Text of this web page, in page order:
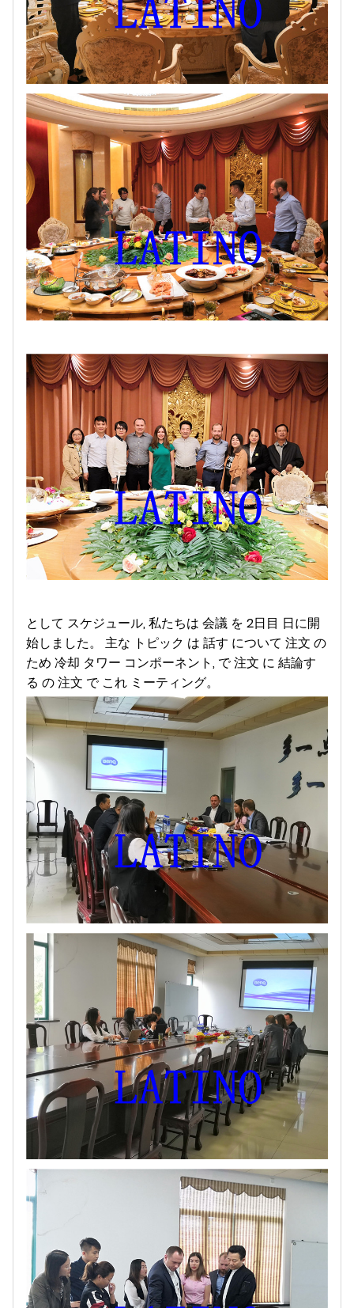
として スケジュール, 私たちは 会議 を 2日目 日に開
始しました。 主な トピック は 話す について 注文 の
ため 冷却 タワー コンポーネント, で 注文 に 結論す
る の 注文 で これ ミーティング。